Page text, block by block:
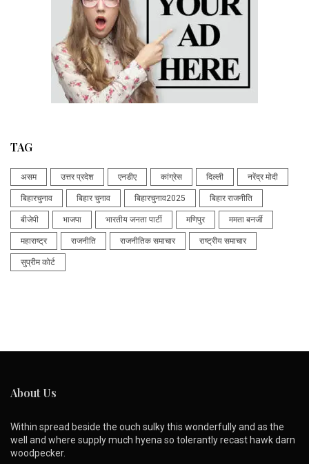
TAG
असम उत्तर प्रदेश एनडीए कांग्रेस दिल्ली नरेंद्र मोदी
बिहारचुनाव बिहार चुनाव बिहारचुनाव2025 बिहार राजनीति
बीजेपी भाजपा भारतीय जनता पार्टी मणिपुर ममता बनर्जी
महाराष्ट्र राजनीति राजनीतिक समाचार राष्ट्रीय समाचार
सुप्रीम कोर्ट
About Us
Within spread beside the ouch sulky this wonderfully and as the
well and where supply much hyena so tolerantly recast hawk darn
woodpecker.